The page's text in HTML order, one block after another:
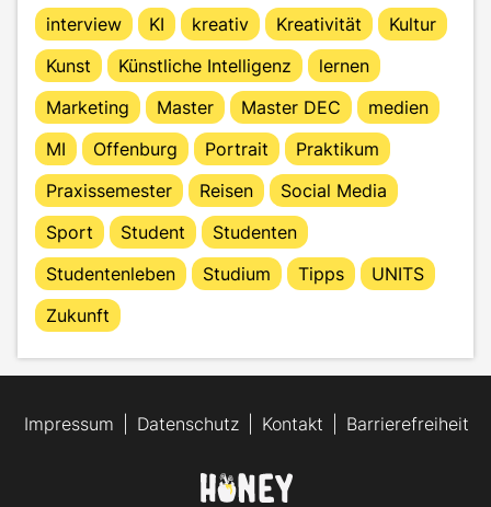
interview
KI kreativ Kreativität
Kultur
Kunst
Künstliche Intelligenz
lernen
Marketing
Master Master DEC
medien
MI
Offenburg Portrait
Praktikum
Praxissemester
Reisen
Social Media
Sport
Student
Studenten
Studentenleben
Studium Tipps
UNITS
Zukunft
Impressum Datenschutz Kontakt Barrierefreiheit